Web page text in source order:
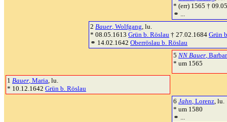
* (err) 1565 †
⚭ ...
2 Bauer, Wolfgang, lu.
* 08.05.1613 Grün b. Röslau † 27.02.1684 Grün
⚭ 14.02.1642 Oberröslau b. Röslau
5 NN Bauer,
* um 1565
1 Bauer, Maria, lu.
* 10.12.1642 Grün b. Röslau
6 Jahn, Lorenz, lu.
* um 1580
⚭ ...